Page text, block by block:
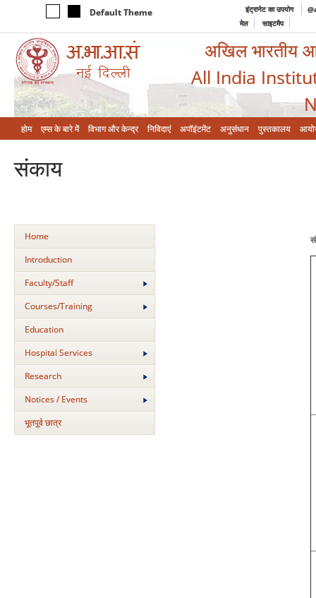
Default Theme इंट्रानेट का उपयोग
मेल
साइटमैप
अखिल भारतीय
All India
होम एम्‍स के बारे में विभाग और केन्‍द्र निविदाएं अपॉइंटमेंट अनुसंधान पुस्तकालय
संकाय
Home
Introduction
Faculty/Staff
Courses/Training
Education
Hospital Services
Research
Notices / Events
भूतपूर्व छात्र